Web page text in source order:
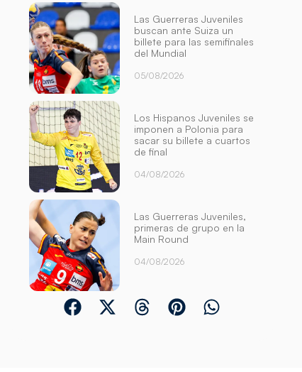
Las Guerreras Juveniles
buscan ante Suiza un
billete para las semifinales
del Mundial
05/08/2026
Los Hispanos Juveniles se
imponen a Polonia para
sacar su billete a cuartos
de final
04/08/2026
Las Guerreras Juveniles,
primeras de grupo en la
Main Round
04/08/2026